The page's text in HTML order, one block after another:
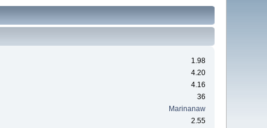
1.98
4.20
4.16
36
Marinanaw
2.55